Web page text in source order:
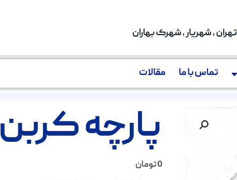
تهران , شهریار , شهرک بهاران
تماس با ما مقالات
پارچه کربن
0تومان